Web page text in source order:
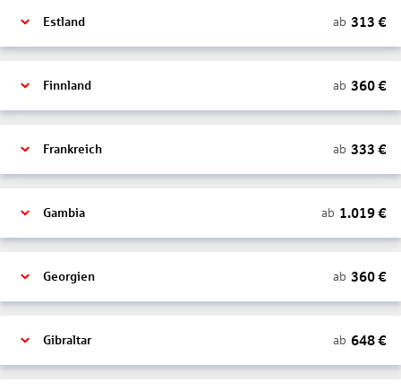
Estland ab 313 €
Finnland ab 360€
Frankreich ab 333 €
Gambia ab 1.019€
Georgien ab 360€
Gibraltar ab 648€